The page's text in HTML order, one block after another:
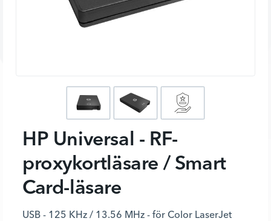
HP Universal - RF-
proxykortläsare / Smart
Card-läsare
USB - 125 KHz / 13.56 MHz - för Color LaserJet